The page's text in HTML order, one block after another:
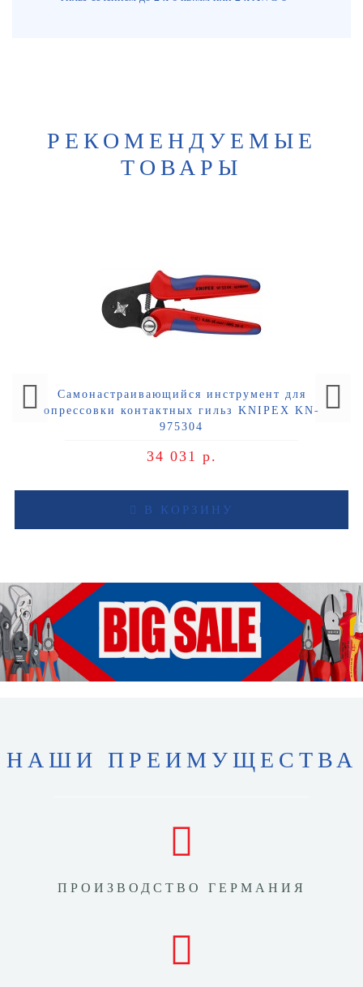
РЕКОМЕНДУЕМЫЕ
ТОВАРЫ
Самонастраивающийся инструмент для
опрессовки контактных гильз KNIPEX KN-
975304
34 031 р.
В КОРЗИНУ
НАШИ ПРЕИМУЩЕСТВА
ПРОИЗВОДСТВО ГЕРМАНИЯ